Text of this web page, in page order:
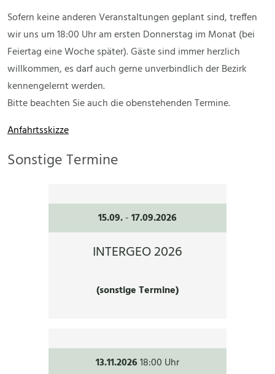
Sofern keine anderen Veranstaltungen geplant sind, treffen
wir uns um 18:00 Uhr am ersten Donnerstag im Monat (bei
Feiertag eine Woche später). Gäste sind immer herzlich
willkommen, es darf auch gerne unverbindlich der Bezirk
kennengelernt werden.
Bitte beachten Sie auch die obenstehenden Termine.
Anfahrtsskizze
Sonstige Termine
15.09.-17.09.2026
INTERGEO 2026
(sonstige Termine)
13.11.202618:00 Uhr